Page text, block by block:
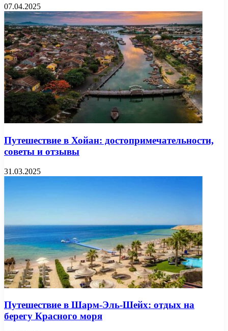
07.04.2025
Путешествие в Хойан: достопримечательности,
советы и отзывы
31.03.2025
Путешествие в Шарм-Эль-Шейх: отдых на
берегу Красного моря